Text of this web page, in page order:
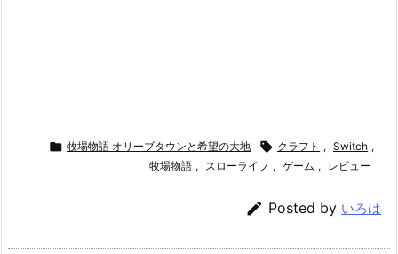
 牧場物語 オリーブタウンと希望の大地  クラフト , Switch ,
牧場物語 , スローライフ , ゲーム , レビュー
 Posted by いろは